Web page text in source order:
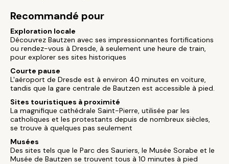
Recommandé pour
Exploration locale
Découvrez Bautzen avec ses impressionnantes fortifications
ou rendez-vous à Dresde, à seulement une heure de train,
pour explorer ses sites historiques
Courte pause
L'aéroport de Dresde est à environ 40 minutes en voiture,
tandis que la gare centrale de Bautzen est accessible à pied.
Sites touristiques à proximité
La magnifique cathédrale Saint-Pierre, utilisée par les
catholiques et les protestants depuis de nombreux siècles,
se trouve à quelques pas seulement
Musées
Des sites tels que le Parc des Sauriers, le Musée Sorabe et le
Musée de Bautzen se trouvent tous à 10 minutes à pied